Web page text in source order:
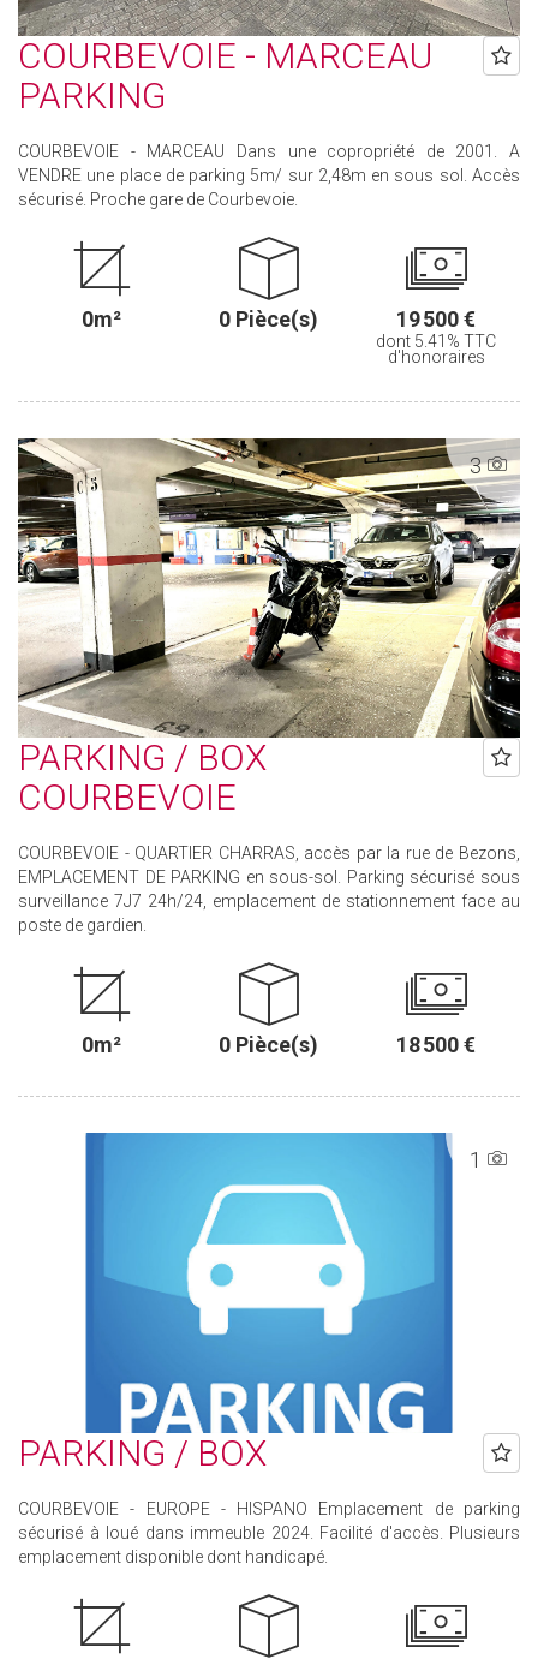
COURBEVOIE - MARCEAU
PARKING
COURBEVOIE - MARCEAU Dans une copropriété de 2001. A
VENDRE une place de parking 5m/ sur 2,48m en sous sol. Accès
sécurisé. Proche gare de Courbevoie.
0m² 0 Pièce(s) 19 500 €
dont 5.41% TTC
d'honoraires
3
PARKING / BOX
COURBEVOIE
COURBEVOIE - QUARTIER CHARRAS, accès par la rue de Bezons,
EMPLACEMENT DE PARKING en sous-sol. Parking sécurisé sous
surveillance 7J7 24h/24, emplacement de stationnement face au
poste de gardien.
0m² 0 Pièce(s) 18 500 €
1
PARKING / BOX
COURBEVOIE - EUROPE - HISPANO Emplacement de parking
sécurisé à loué dans immeuble 2024. Facilité d'accès. Plusieurs
emplacement disponible dont handicapé.